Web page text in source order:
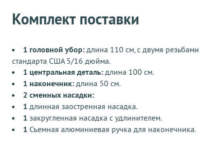
Комплект поставки
1 головной убор: длина 110 см, с двумя резьбами
стандарта США 5/16 дюйма.
1 центральная деталь: длина 100 см.
1 наконечник: длина 50 см.
2 сменных насадки:
1 длинная заостренная насадка.
1 закругленная насадка с удлинителем.
1 Съемная алюминиевая ручка для наконечника.